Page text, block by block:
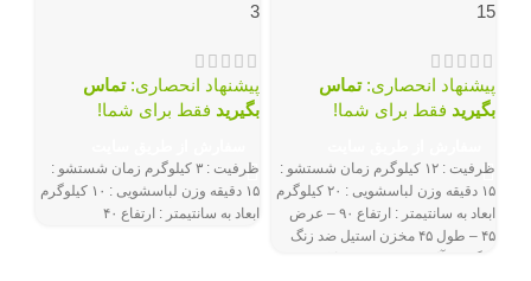
15
پیشنهاد انحصاری:تماس
بگیرید فقط برای شما!
ظرفیت : ۱۲ کیلوگرم زمان شستشو :
۱۵ دقیقه وزن لباسشویی : ۲۰ کیلوگرم
ابعاد به سانتیمتر : ارتفاع ۹۰ – عرض
۴۵ – طول ۴۵ مخزن استیل ضد زنگ
3
پیشنهاد انحصاری:تماس
بگیرید فقط برای شما!
ظرفیت : ۳ کیلوگرم زمان شستشو :
۱۵ دقیقه وزن لباسشویی : ۱۰ کیلوگرم
ابعاد به سانتیمتر : ارتفاع ۴۰